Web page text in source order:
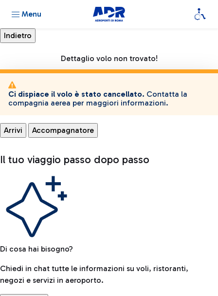
Menu
Dettaglio volo non trovato!
Ci dispiace il volo è stato cancellato. Contatta la
compagnia aerea per maggiori informazioni.
Arrivi Accompagnatore
Il tuo viaggio passo dopo passo
Di cosa hai bisogno?
Chiedi in chat tutte le informazioni su voli, ristoranti,
negozi e servizi in aeroporto.